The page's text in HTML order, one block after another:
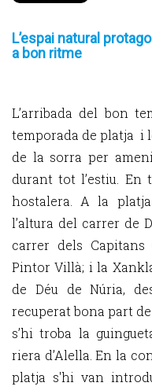
L’espai natural
a bon ritme
L’arribada del bon
temporada de platja i
de la sorra per
durant tot l’estiu. En
hostalera. A la
l’altura del carrer de
carrer dels
Pintor Villà; i la
de Déu de Núria,
recuperat bona part
s’hi troba la
riera d’Alella. En la
platja s'hi van